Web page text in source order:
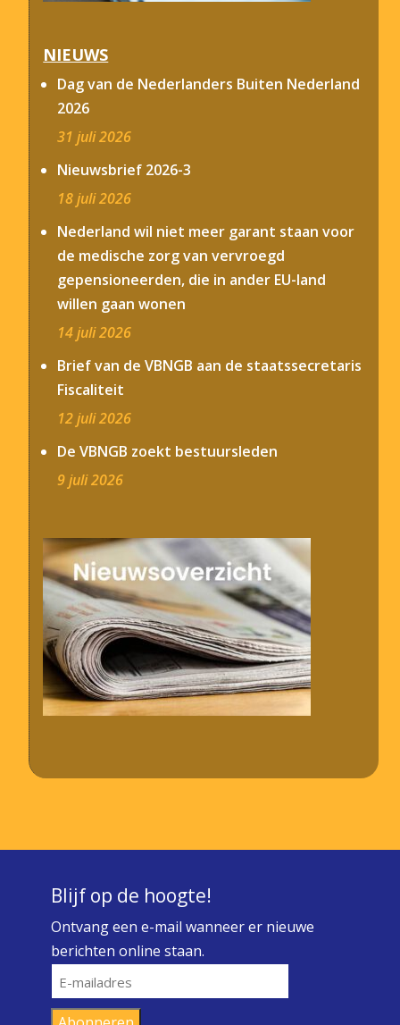
NIEUWS
Dag van de Nederlanders Buiten Nederland
2026
31 juli 2026
Nieuwsbrief 2026-3
18 juli 2026
Nederland wil niet meer garant staan voor
de medische zorg van vervroegd
gepensioneerden, die in ander EU-land
willen gaan wonen
14 juli 2026
Brief van de VBNGB aan de staatssecretaris
Fiscaliteit
12 juli 2026
De VBNGB zoekt bestuursleden
9 juli 2026
Blijf op de hoogte!
Ontvang een e-mail wanneer er nieuwe
berichten online staan.
E-
mailadres